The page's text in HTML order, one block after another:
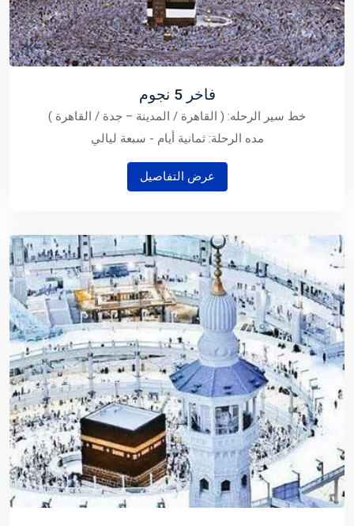
فاخر 5 نجوم
خط سير الرحله: ( القاهرة / المدينة – جدة / القاهرة )
مده الرحلة: ثمانية أيام - سبعة ليالي
عرض التفاصيل